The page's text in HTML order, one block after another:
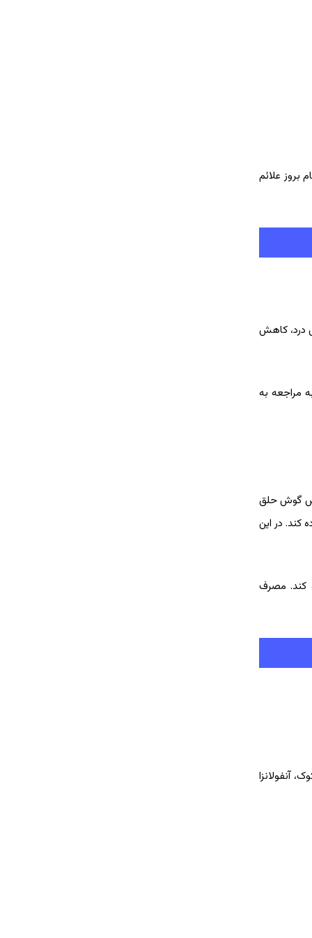
بروز علائم
تب و گوش درد، کاهش
مراجعه به
گوش حلق
در این
کند. مصرف
آنفولانزا